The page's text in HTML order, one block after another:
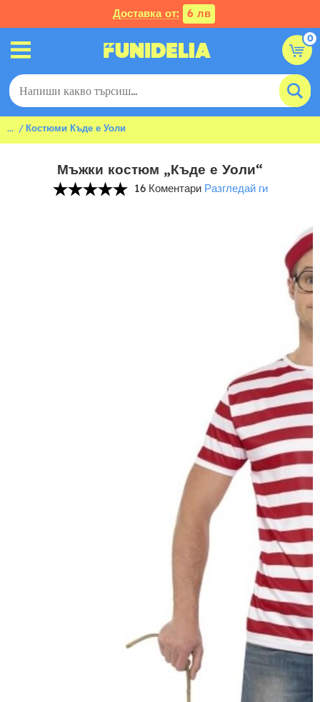
Доставка от: 6 лв
0
... Костюми Къде е Уоли
Мъжки костюм „Къде е Уоли“
16 Коментари Разгледай ги